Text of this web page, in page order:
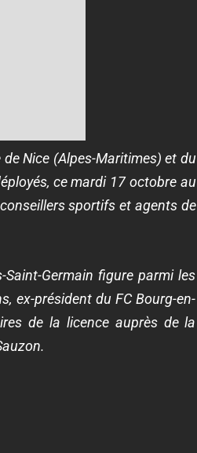
Nice (Alpes-Maritimes) et du
ce mardi 17 octobre au
sportifs et agents de
Germain figure parmi les
ex-président du FC Bourg-en-
de la licence auprès de la